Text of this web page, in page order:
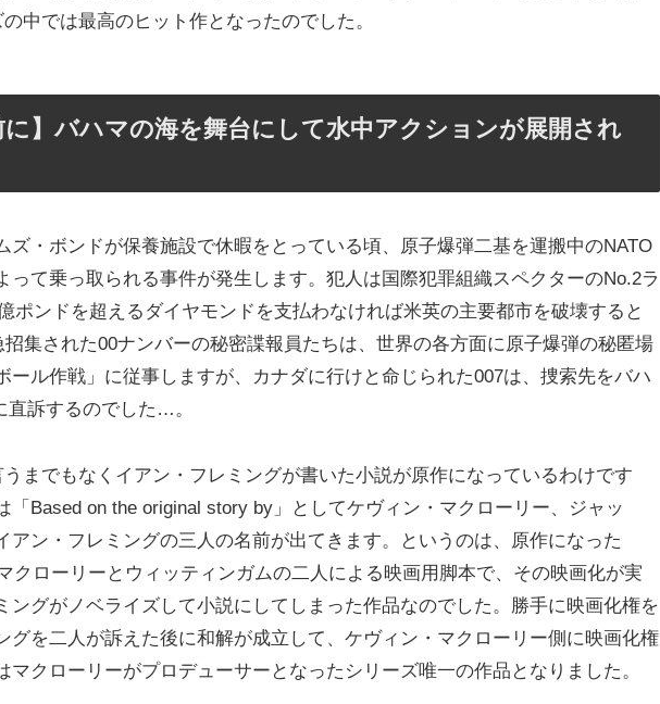
中では最高のヒット作となったのでした。
に】バハマの海を舞台にして水中アクションが展開され
ズ・ボンドが保養施設で休暇をとっている頃、原子爆弾二基を運搬中のNATO
って乗っ取られる事件が発生します。犯人は国際犯罪組織スペクターのNo.2ラ
ポンドを超えるダイヤモンドを支払わなければ米英の主要都市を破壊すると
集された00ナンバーの秘密諜報員たちは、世界の各方面に原子爆弾の秘匿場
ール作戦」に従事しますが、カナダに行けと命じられた007は、捜索先をバハ
直訴するのでした…。
までもなくイアン・フレミングが書いた小説が原作になっているわけです
「Based on the original story by」としてケヴィン・マクローリー、ジャッ
アン・フレミングの三人の名前が出てきます。というのは、原作になった
クローリーとウィッティンガムの二人による映画用脚本で、その映画化が実
ングがノベライズして小説にしてしまった作品なのでした。勝手に映画化権を
グを二人が訴えた後に和解が成立して、ケヴィン・マクローリー側に映画化権
マクローリーがプロデューサーとなったシリーズ唯一の作品となりました。